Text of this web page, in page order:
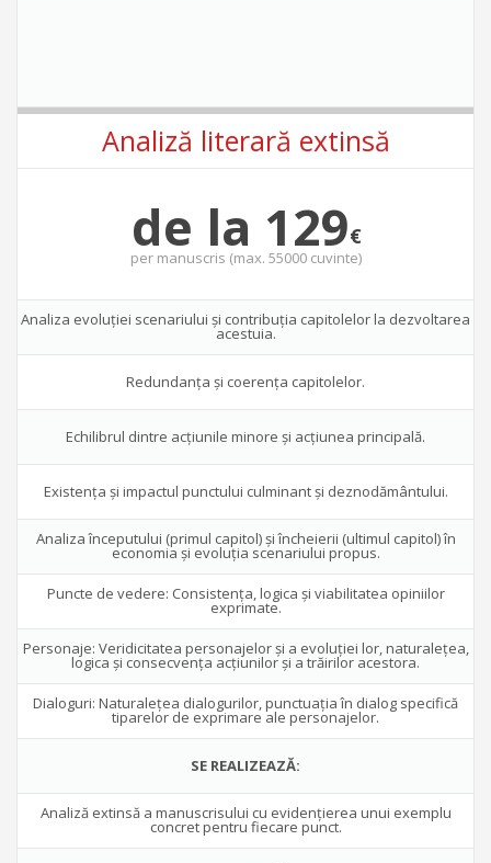
Analiză literară extinsă
de la 129€
per manuscris (max. 55000 cuvinte)
Analiza evoluţiei scenariului şi contribuţia capitolelor la dezvoltarea
acestuia.
Redundanţa şi coerenţa capitolelor.
Echilibrul dintre acţiunile minore şi acţiunea principală.
Existenţa şi impactul punctului culminant şi deznodământului.
Analiza începutului (primul capitol) şi încheierii (ultimul capitol) în
economia şi evoluţia scenariului propus.
Puncte de vedere: Consistenţa, logica şi viabilitatea opiniilor
exprimate.
Personaje: Veridicitatea personajelor şi a evoluţiei lor, naturaleţea,
logica şi consecvenţa acţiunilor şi a trăirilor acestora.
Dialoguri: Naturaleţea dialogurilor, punctuaţia în dialog specifică
tiparelor de exprimare ale personajelor.
SE REALIZEAZĂ:
Analiză extinsă a manuscrisului cu evidenţierea unui exemplu
concret pentru fiecare punct.